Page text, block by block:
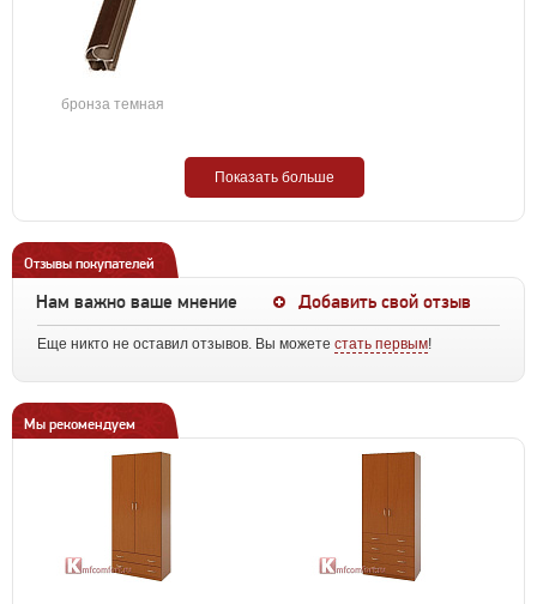
бронза темная
Показать больше
Отзывы покупателей
Нам важно ваше мнение Добавить свой отзыв
Еще никто не оставил отзывов. Вы можете стать первым!
Мы рекомендуем